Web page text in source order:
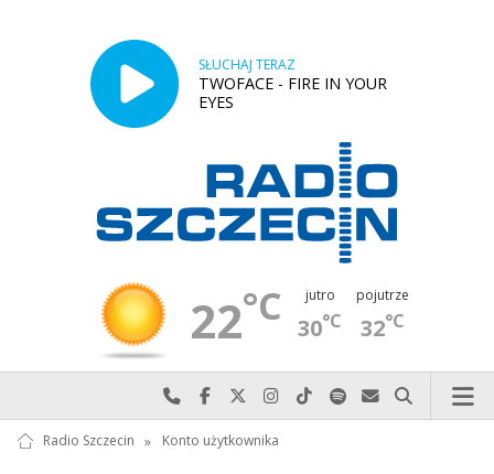
SŁUCHAJ TERAZ
TWOFACE - FIRE IN YOUR
EYES
22°C jutro
30°C
pojutrze
32°C
Najlepiej po prostu do nas zadzwoń
Odwiedź nas na Facebook-u
Odwiedź nas na X
Odwiedź nas na Instagram-ie
Odwiedź nas na TikTok-u
Szukaj nas na Spotify
Wyślij do nas
Szukaj
Radio Szczecin » Konto użytkownika